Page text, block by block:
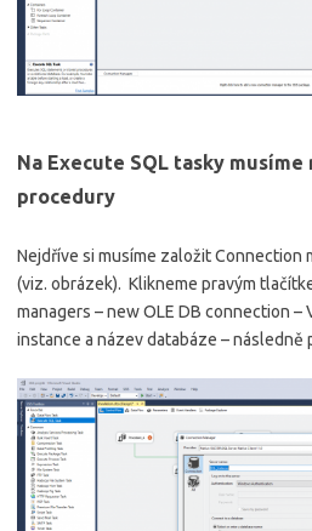
Na Execute SQL tasky musíme
procedury
Nejdříve si musíme založit Connection
(viz. obrázek). Klikneme pravým
managers – new OLE DB connection –
instance a název databáze – následně